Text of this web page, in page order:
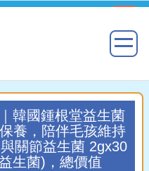
韓國鍾根堂益生菌
養，陪伴毛孩維持
關節益生菌 2gx30
生菌)，總價值